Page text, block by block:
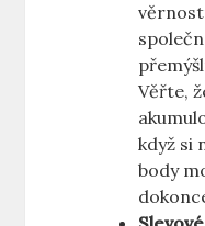
Věřte,⁢
když si
body⁤